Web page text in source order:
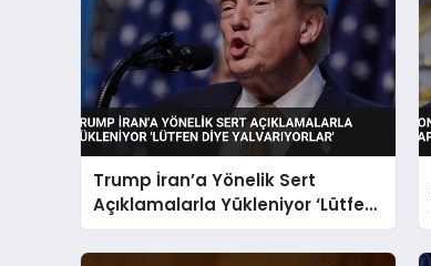
Trump İran’a Yönelik Sert
Açıklamalarla Yükleniyor ‘Lütfen
Diye Yalvarıyorlar’